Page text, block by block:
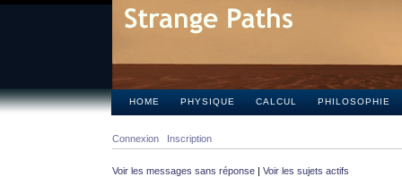
HOME PHYSIQUE CALCUL PHILOSOPHIE
Connexion Inscription
Voir les messages sans réponse | Voir les sujets actifs